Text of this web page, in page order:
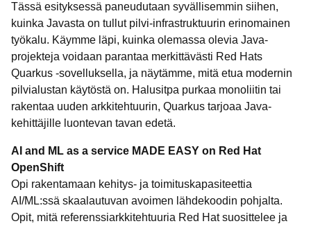
Tässä esityksessä paneudutaan syvällisemmin siihen,
kuinka Javasta on tullut pilvi-infrastruktuurin erinomainen
työkalu. Käymme läpi, kuinka olemassa olevia Java-
projekteja voidaan parantaa merkittävästi Red Hats
Quarkus -sovelluksella, ja näytämme, mitä etua modernin
pilvialustan käytöstä on. Halusitpa purkaa monoliitin tai
rakentaa uuden arkkitehtuurin, Quarkus tarjoaa Java-
kehittäjille luontevan tavan edetä.
AI and ML as a service MADE EASY on Red Hat
OpenShift
Opi rakentamaan kehitys- ja toimituskapasiteettia
AI/ML:ssä skaalautuvan avoimen lähdekoodin pohjalta.
Opit, mitä referenssiarkkitehtuuria Red Hat suosittelee ja